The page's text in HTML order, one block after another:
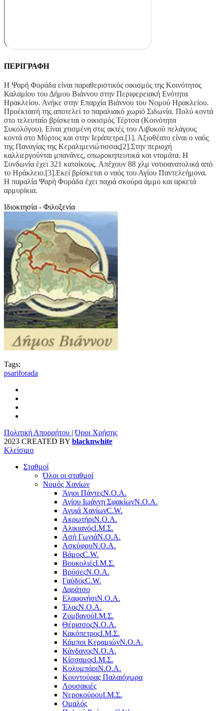
ΠΕΡΙΓΡΑΦΗ
Η Ψαρή Φοράδα είναι παραθεριστικός οικισμός της Κοινότητος
Καλαμίου του Δήμου Βιάννου στην Περιφερειακή Ενότητα
Ηρακλείου. Ανήκε στην Επαρχία Βιάννου του Νομού Ηρακλείου.
Προέκτασή της αποτελεί το παραλιακό χωριό Σιδωνία. Πολύ κοντά
στο τελευταίο βρίσκεται ο οικισμός Τέρτσα (Κοινότητα
Συκολόγου). Είναι χτισμένη στις ακτές του Λιβυκού πελάγους
κοντά στο Μύρτος και στην Ιεράπετρα.[1]. Αξιοθέατο είναι ο ναός
της Παναγίας της Κεραλιμενιώτισσας[2].Στην περιοχή
καλλιεργούνται μπανάνες, οπωροκηπευτικά και ντομάτα. Η
Συνδωνία έχει 321 κατοίκους. Απέχουν 88 χλμ νοτιοανατολικά από
το Ηράκλειο.[3].Εκεί βρίσκεται ο ναός του Αγίου Παντελεήμονα.
Η παραλία Ψαρή Φοράδα έχει παχιά σκούρα άμμο και αρκετά
αρμυρίκια.
Ιδιοκτησία - Φιλοξενία
Tags:
psariforada
Πολιτική Απορρήτου |Όροι Χρήσης
2023 CREATED BY blacknwhite
Κλείσιμο
Σταθμοί
Όλοι οι σταθμοί
Νομός Χανίων
Άγιοι ΠάντεςΝ.Ο.Α.
Αγίου Ιωάννη ΣφακίωνΝ.Ο.Α.
Αγυιά ΧανίωνC.W.
ΑκρωτήριΝ.Ο.Α.
ΑλικιανόςΙ.Μ.Σ.
Ασή ΓωνιάΝ.Ο.Α.
ΑσκύφουΝ.Ο.Α.
ΒάμοςC.W.
ΒουκολιέςΙ.Μ.Σ.
ΒρύσεςΝ.Ο.Α.
ΓαύδοςC.W.
Δαράτσο
ΕλαφονήσιΝ.Ο.Α.
ΈλοςΝ.Ο.Α.
ΖυμβαγούΙ.Μ.Σ.
ΘέρισσοςΝ.Ο.Α.
ΚακόπετροςΙ.Μ.Σ.
Κάμποι ΚεραμιώνΝ.Ο.Α.
ΚάνδανοςΝ.Ο.Α.
ΚίσσαμοςΙ.Μ.Σ.
ΚολυμπάριΝ.Ο.Α.
Κουντούρας Παλαιόχωρα
Λουσακιές
ΝεροκούρουΙ.Μ.Σ.
Ομαλός